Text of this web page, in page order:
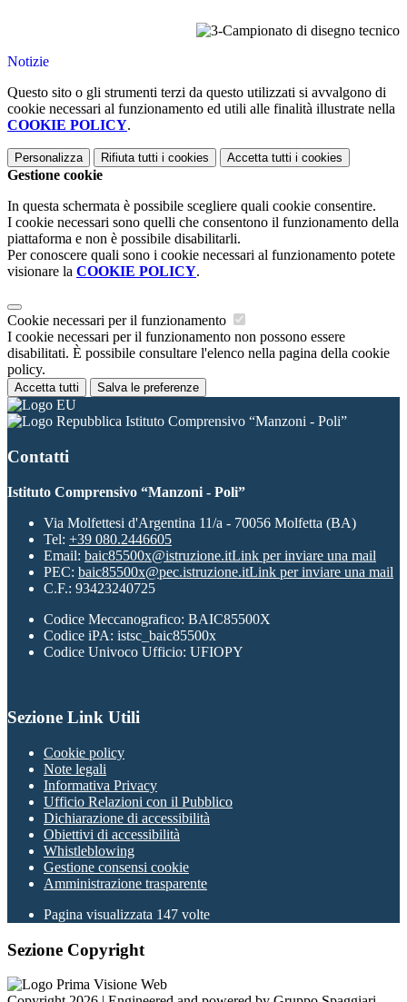
Notizie
Questo sito o gli strumenti terzi da questo utilizzati si avvalgono di
cookie necessari al funzionamento ed utili alle finalità illustrate nella
COOKIE POLICY.
Personalizza Rifiuta tutti i cookies Accetta tutti i cookies
Gestione cookie
In questa schermata è possibile scegliere quali cookie consentire.
I cookie necessari sono quelli che consentono il funzionamento della
piattaforma e non è possibile disabilitarli.
Per conoscere quali sono i cookie necessari al funzionamento potete
visionare la COOKIE POLICY.
Cookie necessari per il funzionamento
I cookie necessari per il funzionamento non possono essere
disabilitati. È possibile consultare l'elenco nella pagina della cookie
policy.
Accetta tutti Salva le preferenze
Istituto Comprensivo “Manzoni - Poli”
Contatti
Istituto Comprensivo “Manzoni - Poli”
Via Molfettesi d'Argentina 11/a - 70056 Molfetta (BA)
Tel: +39 080.2446605
Email: baic85500x@istruzione.itLink per inviare una mail
PEC: baic85500x@pec.istruzione.itLink per inviare una mail
C.F.: 93423240725
Codice Meccanografico: BAIC85500X
Codice iPA: istsc_baic85500x
Codice Univoco Ufficio: UFIOPY
Sezione Link Utili
Cookie policy
Note legali
Informativa Privacy
Ufficio Relazioni con il Pubblico
Dichiarazione di accessibilità
Obiettivi di accessibilità
Whistleblowing
Gestione consensi cookie
Amministrazione trasparente
Pagina visualizzata 147 volte
Sezione Copyright